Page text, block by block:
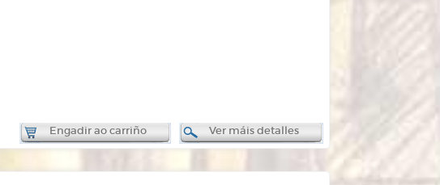
Engadir ao carriño Ver máis detalles